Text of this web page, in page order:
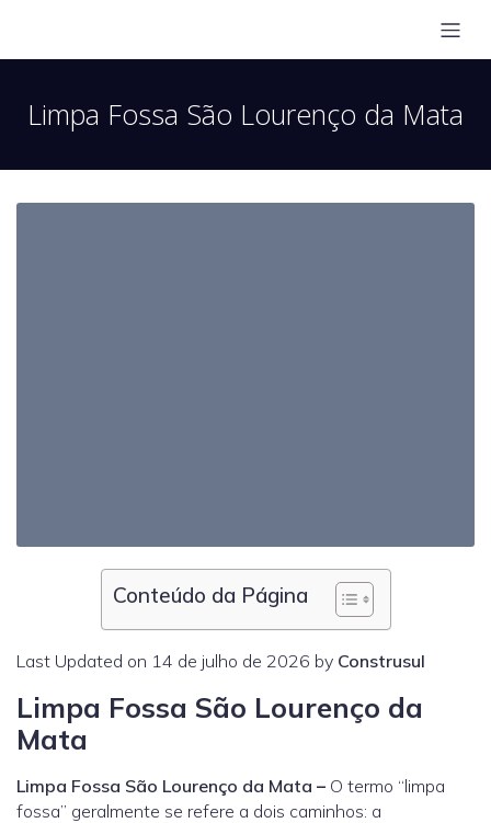
Limpa Fossa São Lourenço da Mata
Conteúdo da Página
Last Updated on 14 de julho de 2026 by Construsul
Limpa Fossa São Lourenço da
Mata
Limpa Fossa São Lourenço da Mata – O termo “limpa
fossa” geralmente se refere a dois caminhos: a